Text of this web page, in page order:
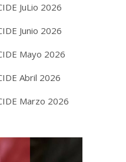
JuLio 2026
Junio 2026
Mayo 2026
Abril 2026
Marzo 2026